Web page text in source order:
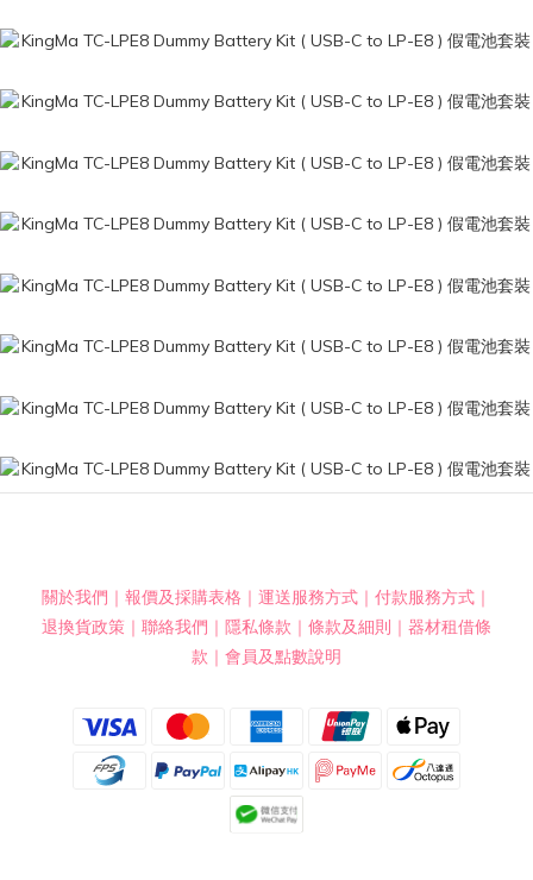
關於我們 ｜ 報價及採購表格 ｜ 運送服務方式 ｜ 付款服務方式 ｜
退換貨政策 ｜ 聯絡我們 ｜ 隱私條款 ｜ 條款及細則 ｜ 器材租借條
款 ｜ 會員及點數說明